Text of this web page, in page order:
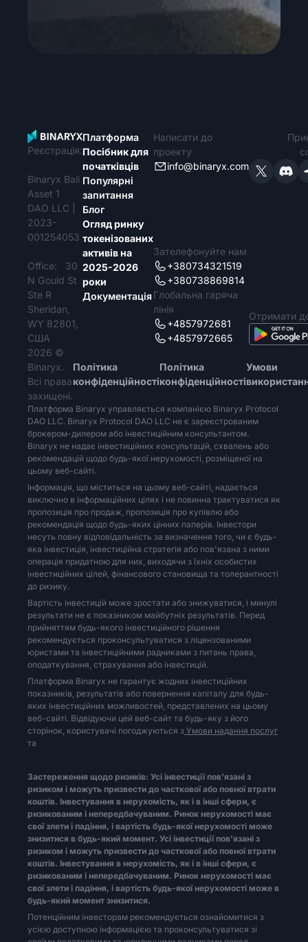
Реєстрація:
Binaryx Bali
Asset 1
DAO LLC |
2023-
001254053
Оffice: 30
N Gould St
Ste R
Sheridan,
WY 82801,
США
Платформа
Посібник для
початківців
Популярні
запитання
Блог
Огляд ринку
токенізованих
активів на
2025-2026
роки
Документація
Написати до
проекту
info@binaryx.com
Зателефонуйте нам
+380734321519
+380738869814
Глобальна гаряча
лінія
+4857972681
+4857972665
Отримати
2026 ©
Binaryx.
Всі права
захищені.
Політика
конфіденційності
Політика
конфіденційності
Умови
Платформа Binaryx управляється компанією Binaryx Protocol
DAO LLC. Binaryx Protocol DAO LLC не є зареєстрованим
брокером-дилером або інвестиційним консультантом.
Binaryx не надає інвестиційних консультацій, схвалень або
рекомендацій щодо будь-якої нерухомості, розміщеної на
цьому веб-сайті.
Інформація, що міститься на цьому веб-сайті, надається
виключно в інформаційних цілях і не повинна трактуватися як
пропозиція про продаж, пропозиція про купівлю або
рекомендація щодо будь-яких цінних паперів. Інвестори
несуть повну відповідальність за визначення того, чи є будь-
яка інвестиція, інвестиційна стратегія або пов'язана з ними
операція придатною для них, виходячи з їхніх особистих
інвестиційних цілей, фінансового становища та толерантності
до ризику.
Вартість інвестицій може зростати або знижуватися, і минулі
результати не є показником майбутніх результатів. Перед
прийняттям будь-якого інвестиційного рішення
рекомендується проконсультуватися з ліцензованими
юристами та інвестиційними радниками з питань права,
оподаткування, страхування або інвестицій.
Платформа Binaryx не гарантує жодних інвестиційних
показників, результатів або повернення капіталу для будь-
яких інвестиційних можливостей, представлених на цьому
веб-сайті. Відвідуючи цей веб-сайт та будь-яку з його
сторінок, користувачі погоджуються з Умови надання послуг
та
Застереження щодо ризиків: Усі інвестиції пов'язані з
ризиком і можуть призвести до часткової або повної втрати
коштів. Інвестування в нерухомість, як і в інші сфери, є
ризикованим і непередбачуваним. Ринок нерухомості має
свої злети і падіння, і вартість будь-якої нерухомості може
знизитися в будь-який момент. Усі інвестиції пов'язані з
ризиком і можуть призвести до часткової або повної втрати
коштів. Інвестування в нерухомість, як і в інші сфери, є
ризикованим і непередбачуваним. Ринок нерухомості має
свої злети і падіння, і вартість будь-якої нерухомості може в
будь-який момент знизитися.
Потенційним інвесторам рекомендується ознайомитися з
усією доступною інформацією та проконсультуватися зі